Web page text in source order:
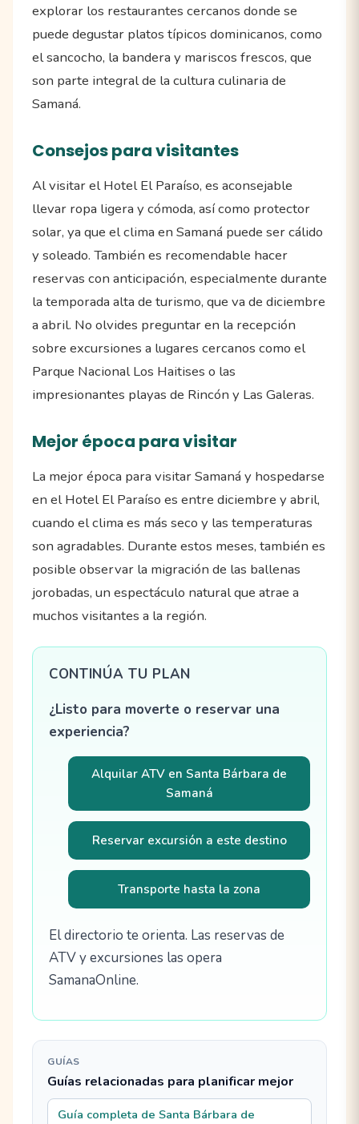
explorar los restaurantes cercanos donde se
puede degustar platos típicos dominicanos, como
el sancocho, la bandera y mariscos frescos, que
son parte integral de la cultura culinaria de
Samaná.
Consejos para visitantes
Al visitar el Hotel El Paraíso, es aconsejable
llevar ropa ligera y cómoda, así como protector
solar, ya que el clima en Samaná puede ser cálido
y soleado. También es recomendable hacer
reservas con anticipación, especialmente durante
la temporada alta de turismo, que va de diciembre
a abril. No olvides preguntar en la recepción
sobre excursiones a lugares cercanos como el
Parque Nacional Los Haitises o las
impresionantes playas de Rincón y Las Galeras.
Mejor época para visitar
La mejor época para visitar Samaná y hospedarse
en el Hotel El Paraíso es entre diciembre y abril,
cuando el clima es más seco y las temperaturas
son agradables. Durante estos meses, también es
posible observar la migración de las ballenas
jorobadas, un espectáculo natural que atrae a
muchos visitantes a la región.
CONTINÚA TU PLAN
¿Listo para moverte o reservar una
experiencia?
Alquilar ATV en Santa Bárbara de
Samaná
Reservar excursión a este destino
Transporte hasta la zona
El directorio te orienta. Las reservas de
ATV y excursiones las opera
SamanaOnline.
GUÍAS
Guías relacionadas para planificar mejor
Guía completa de Santa Bárbara de